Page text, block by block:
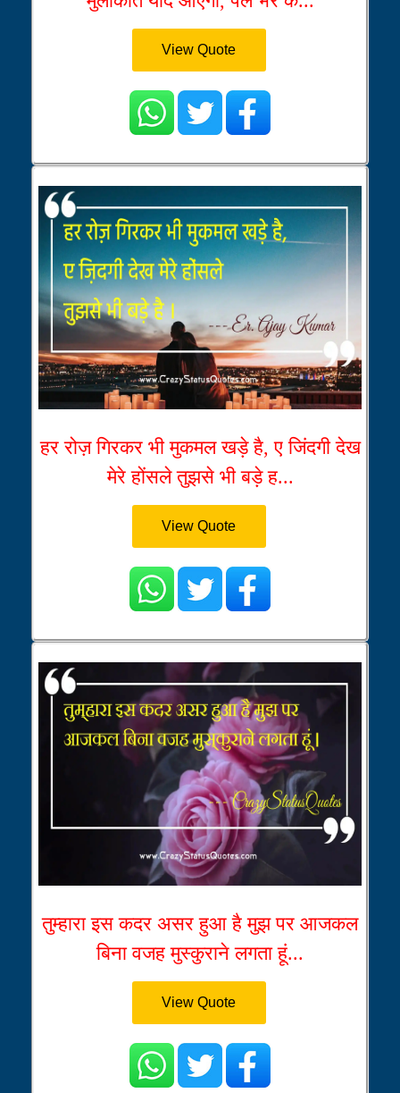
View Quote
हर रोज़ गिरकर भी मुकमल खड़े है, ए जिंदगी देख
मेरे होंसले तुझसे भी बड़े ह...
View Quote
तुम्हारा इस कदर असर हुआ है मुझ पर आजकल
बिना वजह मुस्कुराने लगता हूं...
View Quote